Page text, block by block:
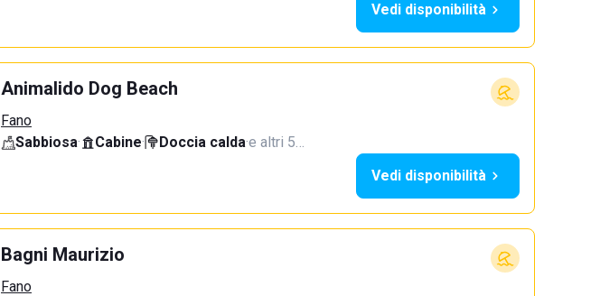
Vedi disponibilità
Animalido Dog Beach
Fano
Sabbiosa· Cabine· Doccia calda·e altri 5…
Vedi disponibilità
Bagni Maurizio
Fano